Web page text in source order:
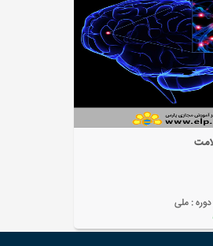
روانشناسی خلاقیت
گواهینامه پایان دوره :